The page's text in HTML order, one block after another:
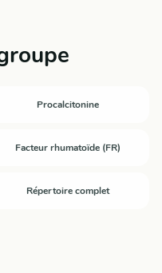
Procalcitonine
Facteur rhumatoïde (FR)
Répertoire complet